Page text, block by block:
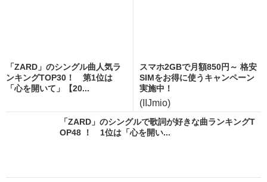
「ZARD」のシングル曲人気ラ
ンキングTOP30！ 第1位は
「心を開いて」【20...
スマホ2GBで月額850円～ 格安
SIMをお得に使うキャンペーン
実施中！
(IIJmio)
「ZARD」のシングルで歌詞が好きな曲ランキングT
OP48 ！ 1位は「心を開い...